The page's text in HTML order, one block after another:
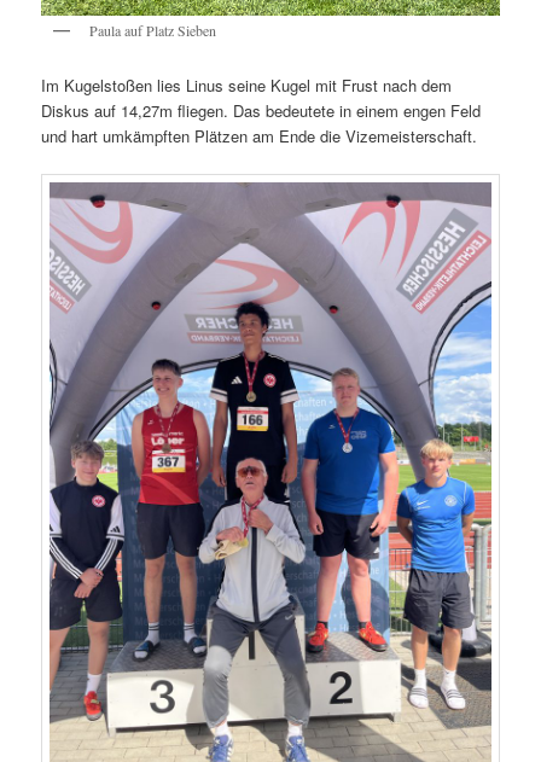
Paula auf Platz Sieben
Im Kugelstoßen lies Linus seine Kugel mit Frust nach dem
Diskus auf 14,27m fliegen. Das bedeutete in einem engen Feld
und hart umkämpften Plätzen am Ende die Vizemeisterschaft.